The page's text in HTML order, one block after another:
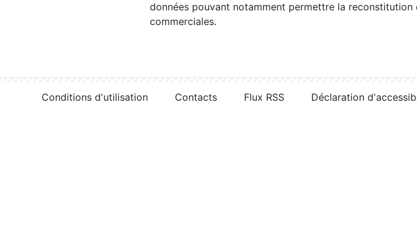
données pouvant notamment permettre la
commerciales.
Conditions d'utilisation Contacts Flux RSS Déclaration